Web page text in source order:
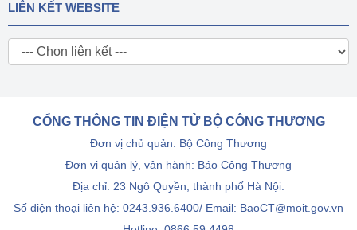
LIÊN KẾT WEBSITE
CỔNG THÔNG TIN ĐIỆN TỬ BỘ CÔNG THƯƠNG
Đơn vị chủ quản: Bộ Công Thương
Đơn vị quản lý, vận hành: Báo Công Thương
Địa chỉ: 23 Ngô Quyền, thành phố Hà Nội.
Số điện thoại liên hệ: 0243.936.6400/ Email: BaoCT@moit.gov.vn